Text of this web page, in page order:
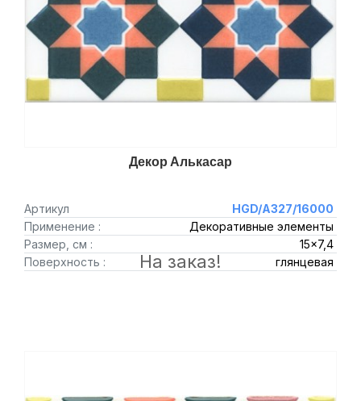
Декор Алькасар
Артикул
HGD/A327/16000
Применение :
Декоративные элементы
Размер, см :
15x7,4
Поверхность :
глянцевая
На заказ!